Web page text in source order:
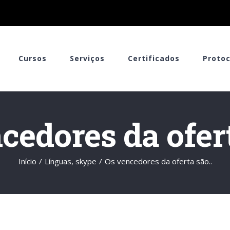
Cursos Serviços Certificados
da
Início / Línguas, skype / Os vencedores da oferta são..